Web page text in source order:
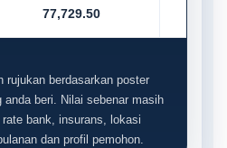
77,729.50
rujukan berdasarkan poster
anda beri. Nilai sebenar masih
bank, insurans, lokasi
dan profil pemohon.